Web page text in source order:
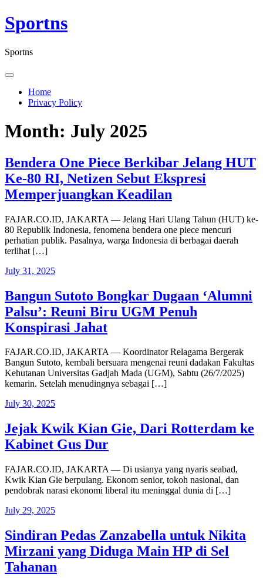
Skip
to
Sportns
Sportns
Home
Privacy Policy
Month: July 2025
Bendera One Piece Berkibar Jelang HUT
Ke-80 RI, Netizen Sebut Ekspresi
Memperjuangkan Keadilan
FAJAR.CO.ID, JAKARTA — Jelang Hari Ulang Tahun (HUT) ke-
80 Republik Indonesia, fenomena bendera one piece mencuri
perhatian publik. Pasalnya, warga Indonesia di berbagai daerah
terlihat […]
July 31, 2025
Bangun Sutoto Bongkar Dugaan ‘Alumni
Palsu’: Reuni Biru UGM Penuh
Konspirasi Jahat
FAJAR.CO.ID, JAKARTA — Koordinator Relagama Bergerak
Bangun Sutoto, kembali bersuara mengenai reuni dadakan Fakultas
Kehutanan Universitas Gadjah Mada (UGM), Sabtu (26/7/2025)
kemarin. Setelah menudingnya sebagai […]
July 30, 2025
Jejak Kwik Kian Gie, Dari Rotterdam ke
Kabinet Gus Dur
FAJAR.CO.ID, JAKARTA — Di usianya yang nyaris seabad,
Kwik Kian Gie berpulang. Ekonom senior, tokoh nasional, dan
pendobrak narasi ekonomi liberal itu meninggal dunia di […]
July 29, 2025
Sindiran Pedas Zanzabella untuk Nikita
Mirzani yang Diduga Main HP di Sel
Tahanan